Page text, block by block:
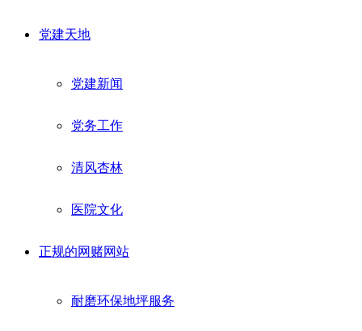
党建天地
党建新闻
党务工作
清风杏林
医院文化
正规的网赌网站
耐磨环保地坪服务